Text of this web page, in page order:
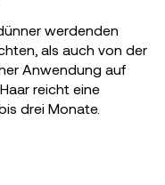
werdenden
als auch von der
Anwendung auf
reicht eine
drei Monate.